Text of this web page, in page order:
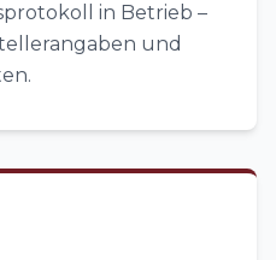
in Betrieb –
und